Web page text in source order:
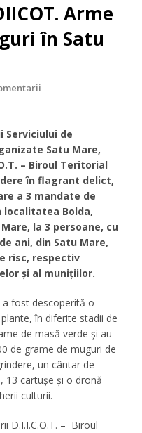
Arme
în Satu
Serviciului de
Satu Mare,
– Biroul Teritorial
în flagrant delict,
a 3 mandate de
localitatea Bolda,
la 3 persoane, cu
ani, din Satu Mare,
risc, respectiv
și al munițiilor.
fost descoperită o
în diferite stadii de
de masă verde și au
de grame de muguri de
un cântar de
13 cartușe și o dronă
culturii.
D.I.I.C.O.T. – Biroul